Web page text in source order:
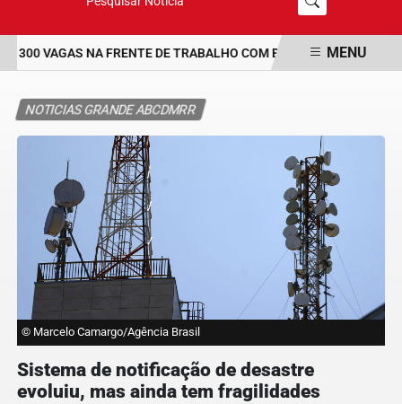
Pesquisar Notícia
300 VAGAS NA FRENTE DE TRABALHO COM BOLSA DE UM SALÁRIO-
MENU
NOTICIAS GRANDE ABCDMRR
© Marcelo Camargo/Agência Brasil
Sistema de notificação de desastre
evoluiu, mas ainda tem fragilidades